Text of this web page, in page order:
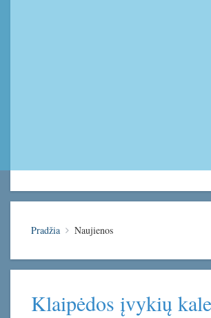
Pradžia Naujienos
Klaipėdos įvykių